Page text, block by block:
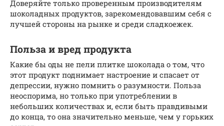
Доверяйте только проверенным производителям
шоколадных продуктов, зарекомендовавшим себя с
лучшей стороны на рынке и среди сладкоежек.
Польза и вред продукта
Какие бы оды не пели плитке шоколада о том, что
этот продукт поднимает настроение и спасает от
депрессии, нужно помнить о разумности. Польза
неоспорима, но только при употреблении в
небольших количествах и, если быть правдивыми
до конца, то она значительно меньше, чем у горьких